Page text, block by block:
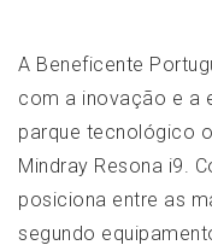
A Beneficente
com a inovação e a
parque tecnológico
Mindray Resona i9.
posiciona entre as
segundo